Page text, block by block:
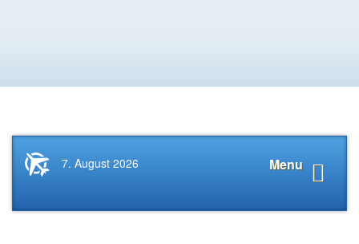
Startseite
News.Tourismus.com
Menu
7. August 2026